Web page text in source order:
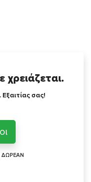
σας!
ΔΩΡΕΑΝ